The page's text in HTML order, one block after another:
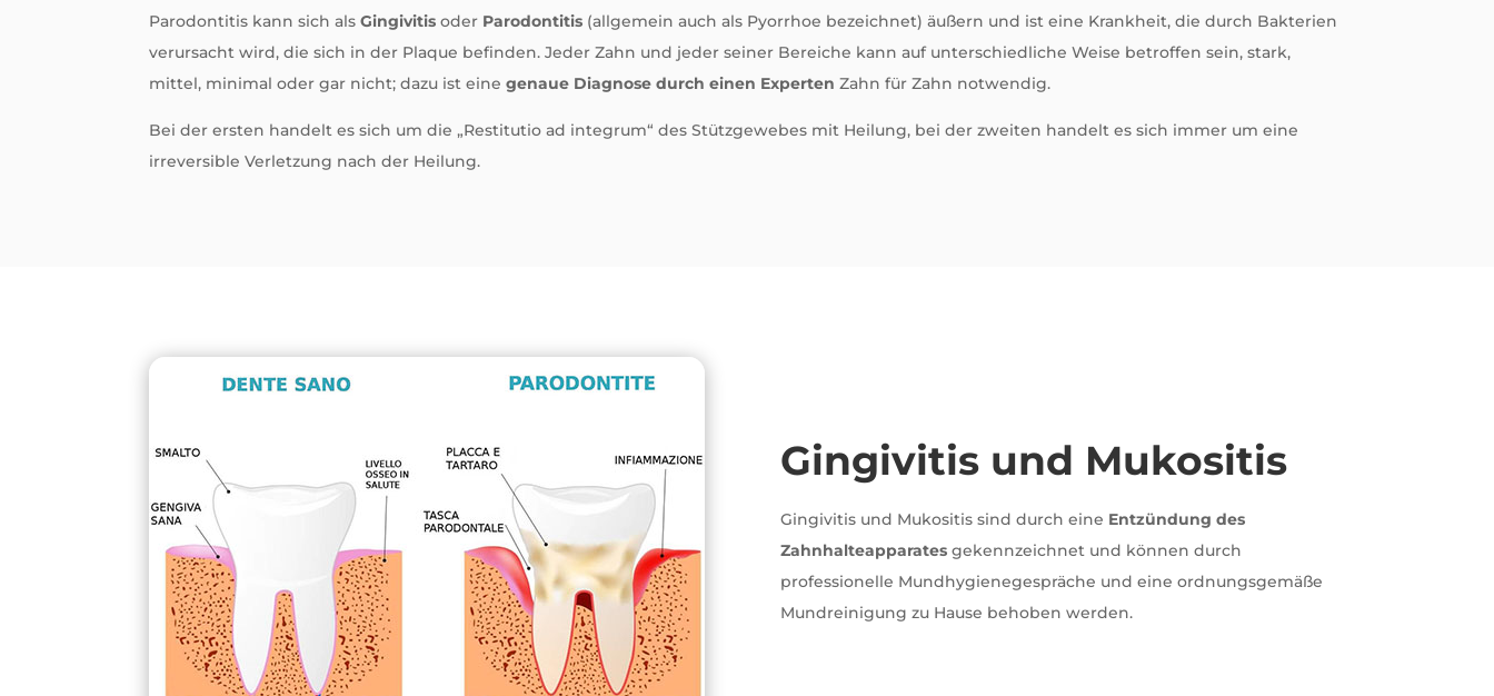
Parodontitis kann sich alsGingivitisoder Parodontitis (allgemein auch als Pyorrhoe bezeichnet) äußern und ist eine Krankheit, die durch Bakterien
verursacht wird, die sich in der Plaque befinden. Jeder Zahn und jeder seiner Bereiche kann auf unterschiedliche Weise betroffen sein, stark,
mittel, minimal oder gar nicht; dazu ist einegenaue Diagnose durch einen ExpertenZahn für Zahn notwendig.
Bei der ersten handelt es sich um die „Restitutio ad integrum“ des Stützgewebes mit Heilung, bei der zweiten handelt es sich immer um eine
irreversible Verletzung nach der Heilung.
Gingivitis und Mukositis
Gingivitis und Mukositis sind durch eine Entzündung des
Zahnhalteapparates gekennzeichnet und können durch
professionelle Mundhygienegespräche und eine ordnungsgemäße
Mundreinigung zu Hause behoben werden.